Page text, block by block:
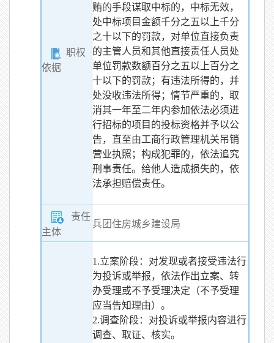
职权
依据
贿的手段谋取中标的，中标无效，
处中标项目金额千分之五以上千分
之十以下的罚款，对单位直接负责
的主管人员和其他直接责任人员处
单位罚款数额百分之五以上百分之
十以下的罚款；有违法所得的，并
处没收违法所得；情节严重的，取
消其一年至二年内参加依法必须进
行招标的项目的投标资格并予以公
告，直至由工商行政管理机关吊销
营业执照；构成犯罪的，依法追究
刑事责任。给他人造成损失的，依
法承担赔偿责任。
责任
主体
兵团住房城乡建设局
1.立案阶段：对发现或者接受违法行
为投诉或举报，依法作出立案、转
办受理或不予受理决定（不予受理
应当告知理由）。
2.调查阶段：对投诉或举报内容进行
调查、取证、核实。